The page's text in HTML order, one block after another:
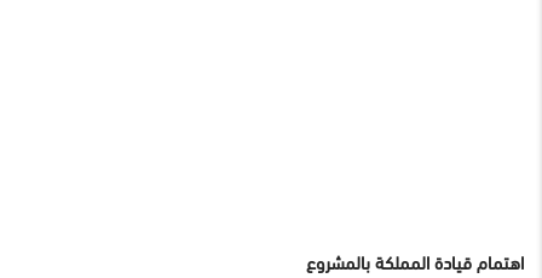
اهتمام قيادة المملكة بالمشروع